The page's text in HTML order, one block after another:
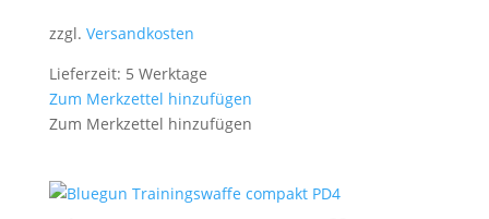
zzgl. Versandkosten
Lieferzeit: 5 Werktage
Zum Merkzettel hinzufügen
Zum Merkzettel hinzufügen